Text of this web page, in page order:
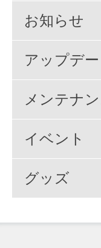
お知らせ
アップデー
メンテナ
イベント
グッズ